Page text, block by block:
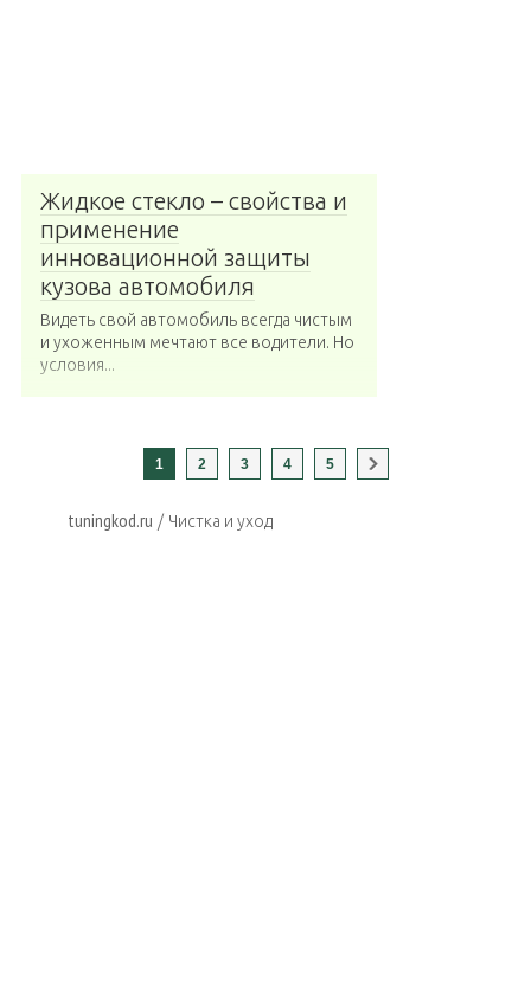
Жидкое стекло – свойства и
применение
инновационной защиты
кузова автомобиля
Видеть свой автомобиль всегда чистым
и ухоженным мечтают все водители. Но
условия...
1 2 3 4 5
tuningkod.ru / Чистка и уход